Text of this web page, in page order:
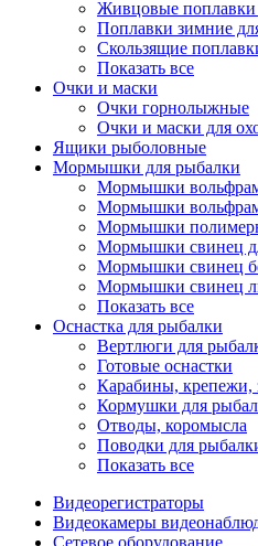
Живцовые поплавки
Поплавки зимние
Скользящие
Показать все
Очки и маски
Очки горнолыжные
Очки и маски для
Ящики рыболовные
Мормышки для рыбалки
Мормышки
Мормышки
Мормышки
Мормышки свинец
Мормышки свинец
Мормышки свинец
Показать все
Оснастка для рыбалки
Вертлюги для
Готовые оснастки
Карабины, крепежи,
Кормушки для
Отводы, коромысла
Поводки для
Показать все
Видеорегистраторы
Видеокамеры
Сетевое оборудование